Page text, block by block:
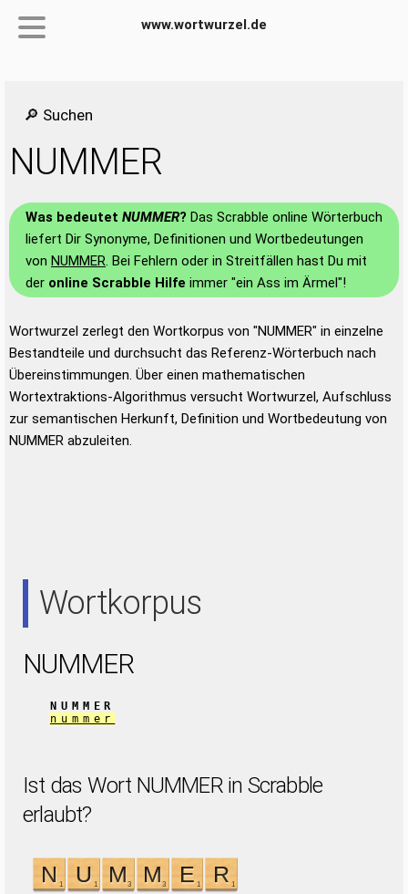
www.wortwurzel.de
🔎 Suchen
NUMMER
Was bedeutet NUMMER? Das Scrabble online Wörterbuch
liefert Dir Synonyme, Definitionen und Wortbedeutungen
von NUMMER. Bei Fehlern oder in Streitfällen hast Du mit
der online Scrabble Hilfe immer "ein Ass im Ärmel"!
Wortwurzel zerlegt den Wortkorpus von "NUMMER" in einzelne
Bestandteile und durchsucht das Referenz-Wörterbuch nach
Übereinstimmungen. Über einen mathematischen
Wortextraktions-Algorithmus versucht Wortwurzel, Aufschluss
zur semantischen Herkunft, Definition und Wortbedeutung von
NUMMER abzuleiten.
Wortkorpus
NUMMER
NUMMER
nummer
Ist das Wort NUMMER in Scrabble
erlaubt?